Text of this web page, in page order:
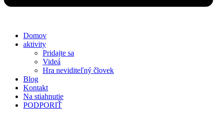
Domov
aktivity
Pridajte sa
Videá
Hra neviditeľný človek
Blog
Kontakt
Na stiahnutie
PODPORIŤ